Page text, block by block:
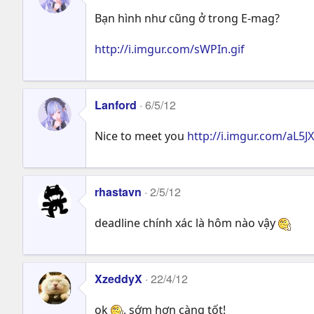
Bạn hình như cũng ở trong E-mag?
http://i.imgur.com/sWPIn.gif
Lanford 6/5/12
Nice to meet you http://i.imgur.com/
rhastavn 2/5/12
deadline chính xác là hôm nào vậy
XzeddyX 22/4/12
ok , sớm hơn càng tốt!